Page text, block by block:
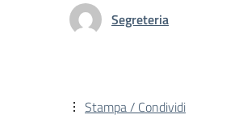
Segreteria
Stampa / Condividi